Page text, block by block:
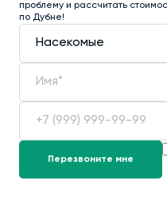
проблему и рассчитать
по Дубне!